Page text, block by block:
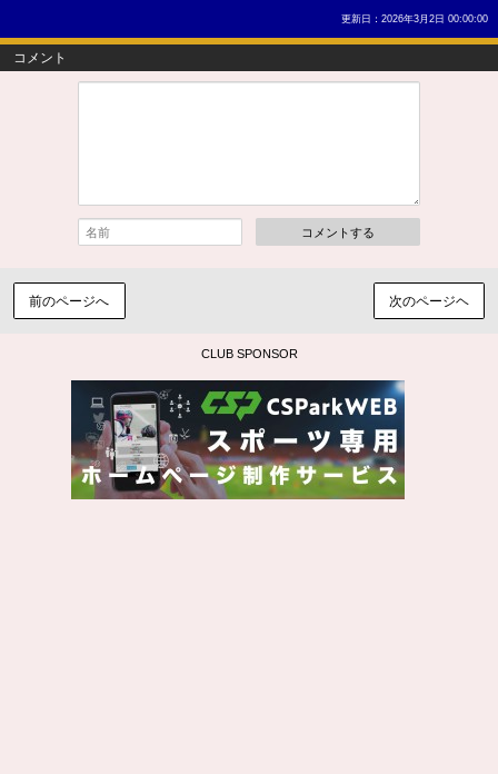
更新日：2026年3月2日 00:00:00
コメント
コメントする
前のページへ 次のページヘ
CLUB SPONSOR